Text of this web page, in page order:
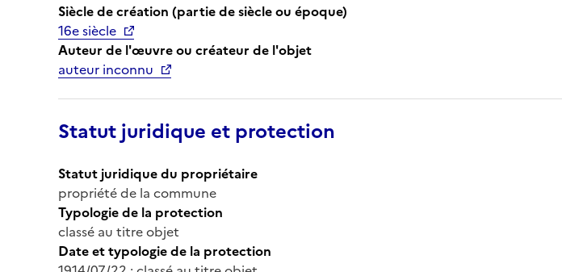
Siècle de création (partie de siècle ou époque)
16e siècle
Auteur de l'œuvre ou créateur de l'objet
auteur inconnu
Statut juridique et protection
Statut juridique du propriétaire
propriété de la commune
Typologie de la protection
classé au titre objet
Date et typologie de la protection